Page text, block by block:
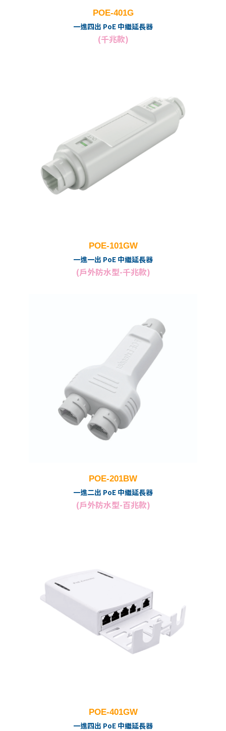
POE-401G
一進四出 PoE 中繼延長器
(千兆款)
POE-101GW
一進一出 PoE 中繼延長器
(戶外防水型-千兆款)
POE-201BW
一進二出 PoE 中繼延長器
(戶外防水型-百兆款)
POE-401GW
一進四出 PoE 中繼延長器